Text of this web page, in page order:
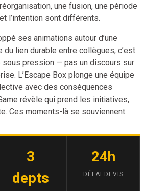
une fusion, une période
l’intention sont différents.
ses animations autour d’une
du lien durable entre collègues, c’est
sous pression — pas un discours sur
L’Escape Box plonge une équipe
avec des conséquences
révèle qui prend les initiatives,
Ces moments-là se souviennent.
3
depts
24h
DÉLAI DEVIS